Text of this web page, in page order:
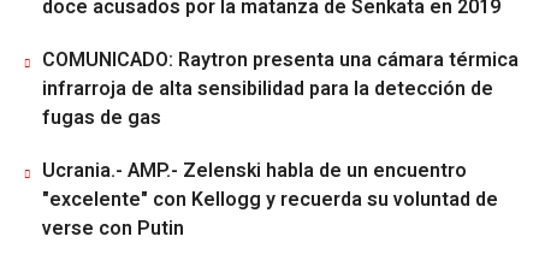
doce acusados por la matanza de Senkata en 2019
COMUNICADO: Raytron presenta una cámara térmica
infrarroja de alta sensibilidad para la detección de
fugas de gas
Ucrania.- AMP.- Zelenski habla de un encuentro
"excelente" con Kellogg y recuerda su voluntad de
verse con Putin